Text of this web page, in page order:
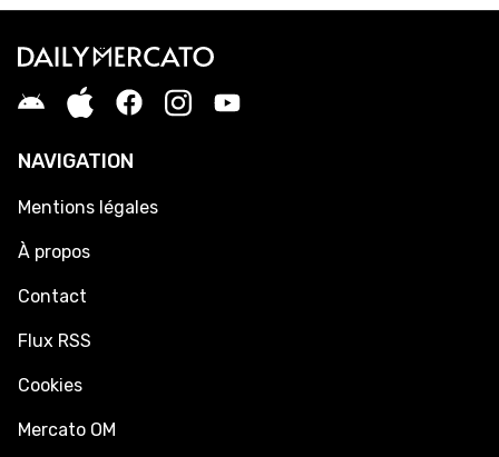
NAVIGATION
Mentions légales
À propos
Contact
Flux RSS
Cookies
Mercato OM